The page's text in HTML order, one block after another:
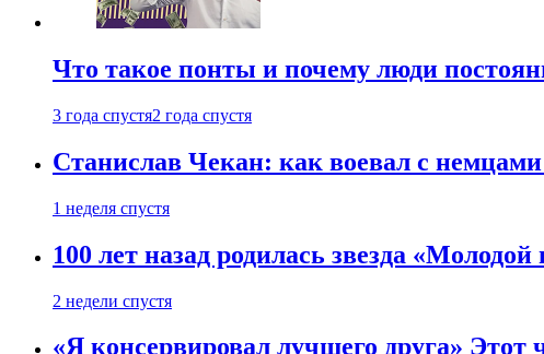
Что такое понты и почему люди
3 года спустя2 года спустя
Станислав Чекан: как воевал с
1 неделя спустя
100 лет назад родилась звезда
2 недели спустя
«Я консервировал лучшего друга» Этот